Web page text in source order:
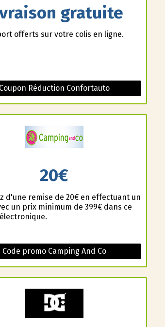
gratuite
offerts sur votre colis en ligne.
Coupon Réduction Confortauto
20€
d'une remise de 20€ en effectuant un
un prix minimum de 399€ dans ce
Code promo Camping And Co